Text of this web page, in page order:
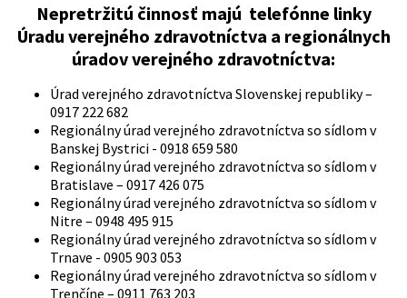
Nepretržitú činnosť majú telefónne linky
Úradu verejného zdravotníctva a regionálnych
úradov verejného zdravotníctva:
Úrad verejného zdravotníctva Slovenskej republiky –
0917 222 682
Regionálny úrad verejného zdravotníctva so sídlom v
Banskej Bystrici - 0918 659 580
Regionálny úrad verejného zdravotníctva so sídlom v
Bratislave – 0917 426 075
Regionálny úrad verejného zdravotníctva so sídlom v
Nitre – 0948 495 915
Regionálny úrad verejného zdravotníctva so sídlom v
Trnave - 0905 903 053
Regionálny úrad verejného zdravotníctva so sídlom v
Trenčíne – 0911 763 203